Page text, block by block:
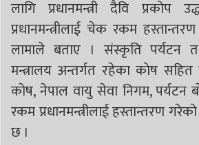
लागि प्रधानमन्त्री दैवि प्रकोप
प्रधानमन्त्रीलाई चेक रकम
लामाले बताए । संस्कृति पर्यटन
मन्त्रालय अन्तर्गत रहेका काेष सहित
काेष, नेपाल वायु सेवा निगम, पर्यटन
रकम प्रधानमन्त्रीलाई हस्तान्तरण
छ ।